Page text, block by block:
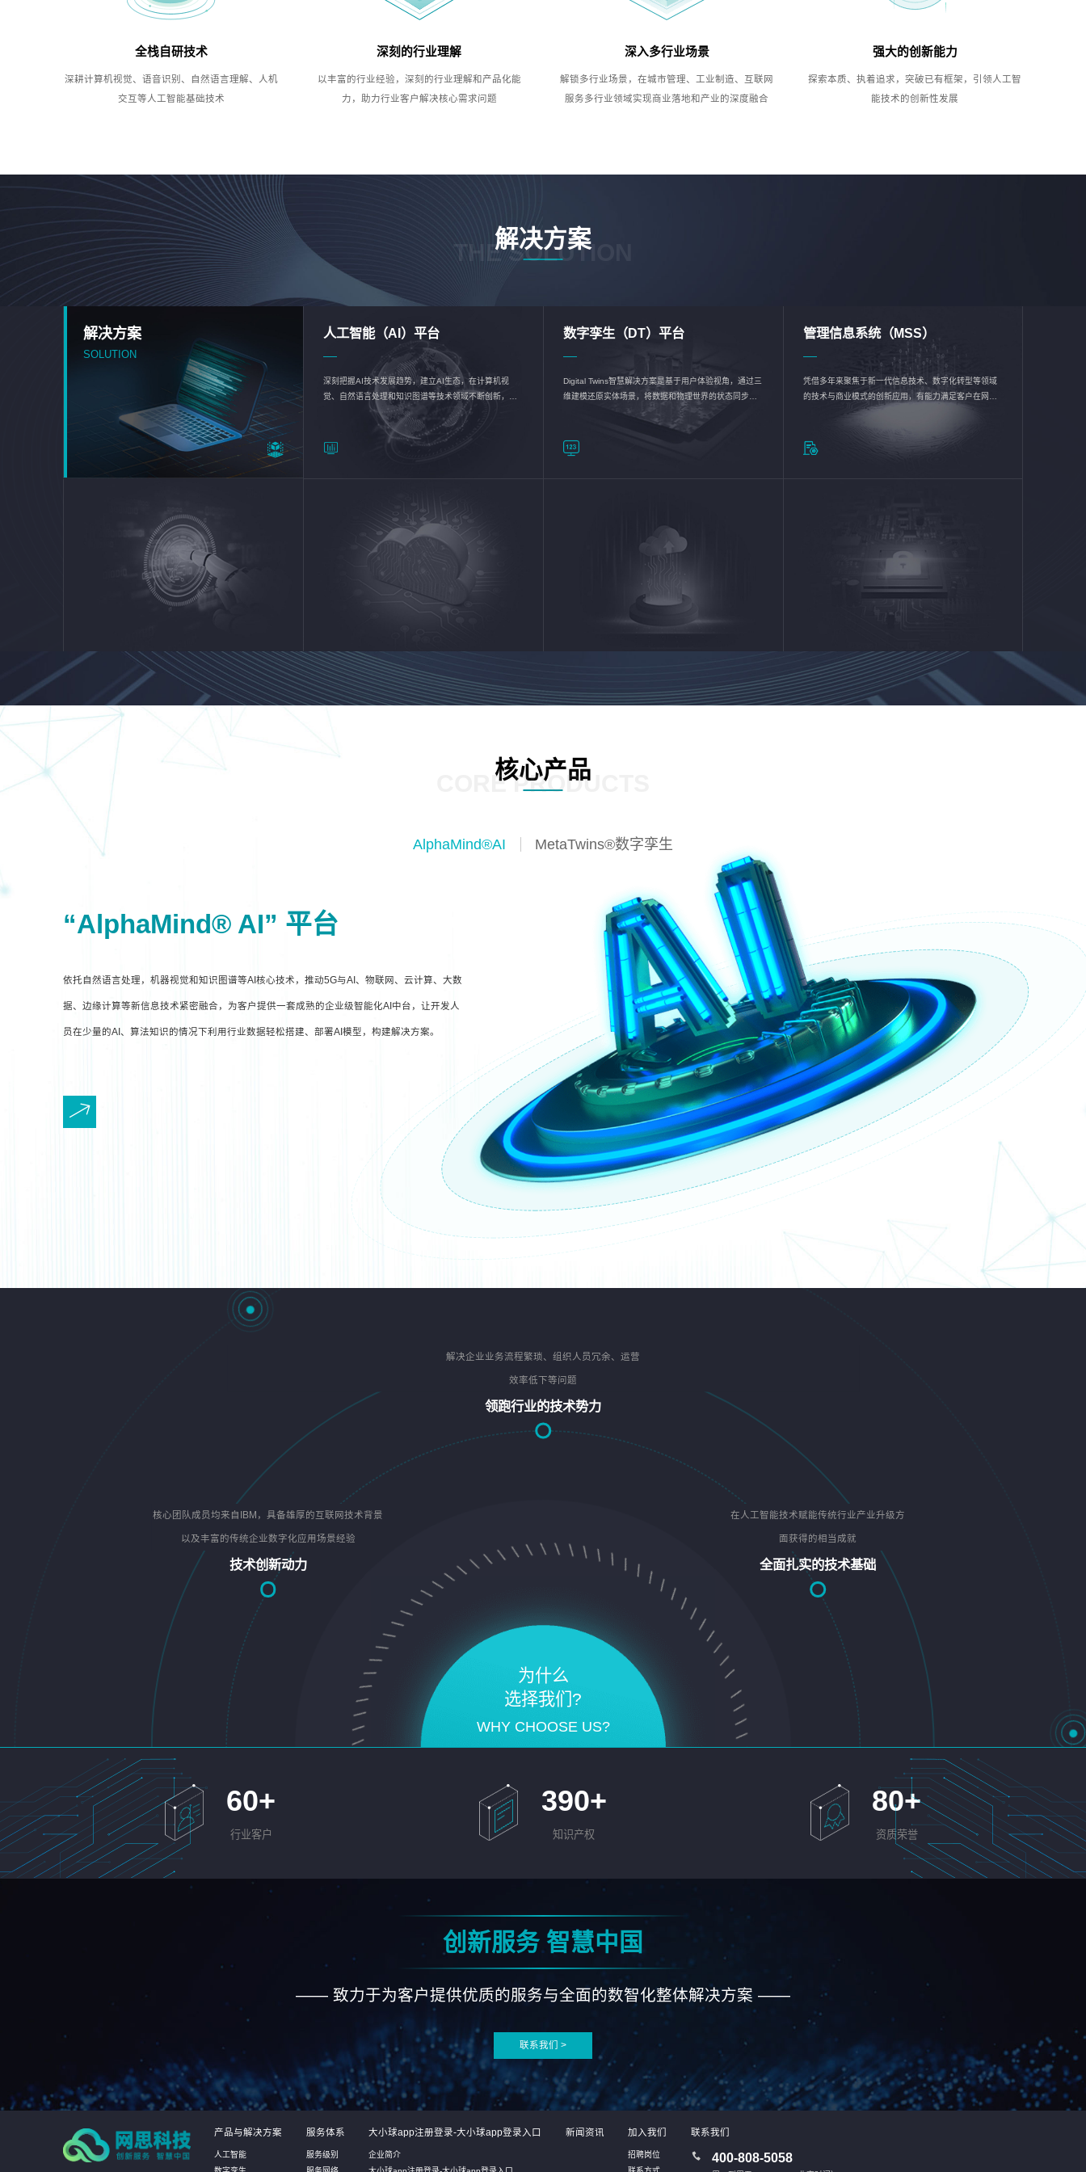
全栈自研技术
深耕计算机视觉、语音识别、自然语言理解、人机
交互等人工智能基础技术
深刻的行业理解
以丰富的行业经验，深刻的行业理解和产品化能
力，助力行业客户解决核心需求问题
深入多行业场景
解锁多行业场景，在城市管理、工业制造、互联网
服务多行业领域实现商业落地和产业的深度融合
强大的创新能力
探索本质、执着追求，突破已有框架，引领人工智
能技术的创新性发展
解决方案
THE SOLUTION
解决方案
SOLUTION
人工智能（AI）平台
深刻把握AI技术发展趋势，建立AI生态，在计算机视
觉、自然语言处理和知识图谱等技术领域不断创新，持
续优化企业数智化转型加速器—AlphaMind®AI能力开放
数字孪生（DT）平台
Digital Twins智慧解决方案是基于用户体验视角，通过三
维建模还原实体场景，将数据和物理世界的状态同步呈
现，使用户对关键数据有更直观的感受，推动各行业完
成智能化转型，实现新旧动能的转换
管理信息系统（MSS）
凭借多年来聚焦于新一代信息技术、数字化转型等领域
的技术与商业模式的创新应用，有能力满足客户在网络
优化、运营维护和信息安全防护等方面的需求，为客户
核心产品
CORE PRODUCTS
AlphaMind®AI MetaTwins®数字孪生
“AlphaMind® AI” 平台
依托自然语言处理，机器视觉和知识图谱等AI核心技术，推动5G与AI、物联网、云计算、大数
据、边缘计算等新信息技术紧密融合，为客户提供一套成熟的企业级智能化AI中台，让开发人
员在少量的AI、算法知识的情况下利用行业数据轻松搭建、部署AI模型，构建解决方案。
为什么
选择我们?
WHY CHOOSE US?
核心团队成员均来自IBM，具备雄厚的互联网技术背景
以及丰富的传统企业数字化应用场景经验
技术创新动力
解决企业业务流程繁琐、组织人员冗余、运营
效率低下等问题
领跑行业的技术势力
在人工智能技术赋能传统行业产业升级方
面获得的相当成就
全面扎实的技术基础
60+
行业客户
390+
知识产权
80+
资质荣誉
创新服务 智慧中国
—— 致力于为客户提供优质的服务与全面的数智化整体解决方案 ——
联系我们 >
产品与解决方案
人工智能
服务体系
服务级别
大小球app注册登录-大小球app登录入口
企业简介
新闻资讯 加入我们
招聘岗位
联系我们
400-808-5058